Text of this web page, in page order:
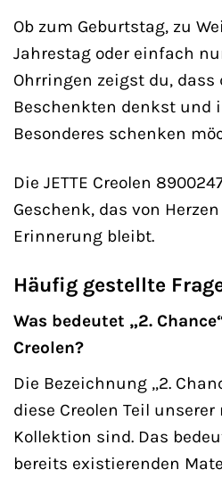
Ob zum Geburtstag, zu
Jahrestag oder einfach
Ohrringen zeigst du, dass
Beschenkten denkst und
Besonderes schenken
Die JETTE Creolen
Geschenk, das von
Erinnerung bleibt.
Häufig gestellte
Was bedeutet „2.
Creolen?
Die Bezeichnung „2.
diese Creolen Teil
Kollektion sind. Das
bereits existierenden